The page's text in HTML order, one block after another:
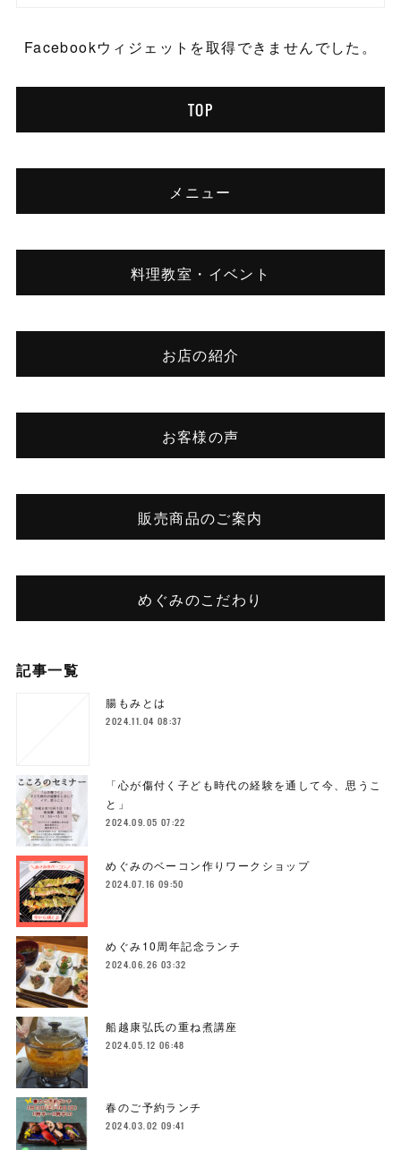
Facebookウィジェットを取得できませんでした。
TOP
メニュー
料理教室・イベント
お店の紹介
お客様の声
販売商品のご案内
めぐみのこだわり
記事一覧
腸もみとは
2024.11.04 08:37
「心が傷付く子ども時代の経験を通して今、思うこ
と」
2024.09.05 07:22
めぐみのベーコン作りワークショップ
2024.07.16 09:50
めぐみ10周年記念ランチ
2024.06.26 03:32
船越康弘氏の重ね煮講座
2024.05.12 06:48
春のご予約ランチ
2024.03.02 09:41